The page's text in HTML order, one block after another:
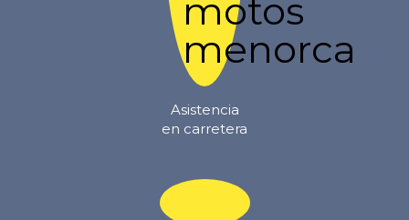
Asistencia
en carretera